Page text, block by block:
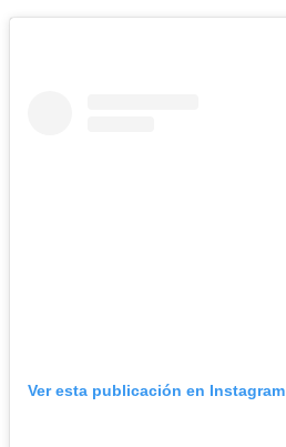
Ver esta publicación en Instagram